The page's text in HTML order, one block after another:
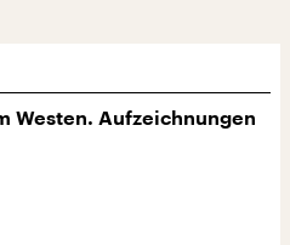
Westen. Aufzeichnungen